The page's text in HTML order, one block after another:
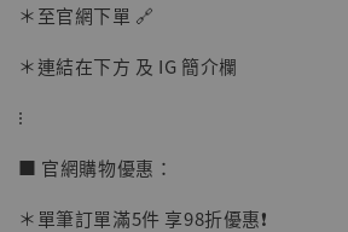
＊至官網下單 🔗
＊連結在下方 及 IG 簡介欄
⁝
■ 官網購物優惠：
＊單筆訂單滿5件 享98折優惠❗️